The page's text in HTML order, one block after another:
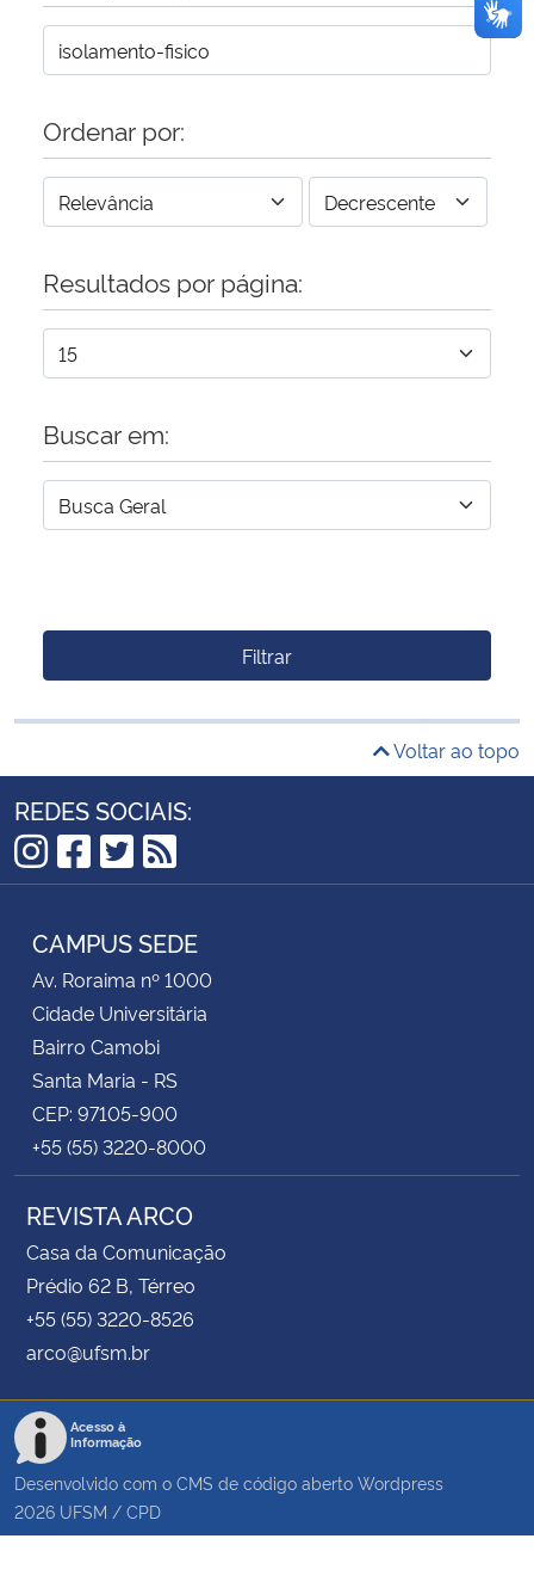
Ordenar por:
Resultados por página:
Buscar em:
Filtrar
Voltar ao topo
REDES SOCIAIS:
Instagram
Facebook
Twitter
RSS
CAMPUS SEDE
Av. Roraima nº 1000
Cidade Universitária
Bairro Camobi
Santa Maria - RS
CEP: 97105-900
+55 (55) 3220-8000
REVISTA ARCO
Casa da Comunicação
Prédio 62 B, Térreo
+55 (55) 3220-8526
arco@ufsm.br
Acesso à
Informação
Desenvolvido com o CMS de código aberto Wordpress
2026 UFSM / CPD